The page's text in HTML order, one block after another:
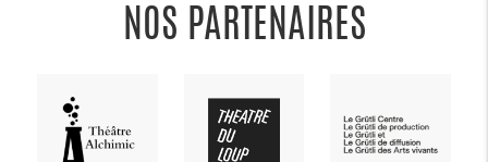
NOS PARTENAIRES